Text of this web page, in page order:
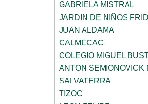
GABRIELA MISTRAL
JARDIN DE NIÑOS
JUAN ALDAMA
CALMECAC
COLEGIO MIGUEL
ANTON SEMIONOVICK
SALVATERRA
TIZOC